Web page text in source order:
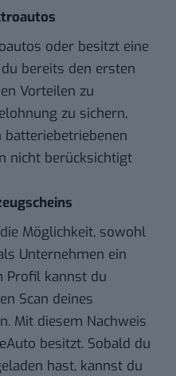
oder besitzt eine
bereits den ersten
Vorteilen zu
zu sichern,
nicht berücksichtigt
Möglichkeit, sowohl
Unternehmen ein
Profil kannst du
Scan deines
Mit diesem Nachweis
besitzt. Sobald du
hast, kannst du